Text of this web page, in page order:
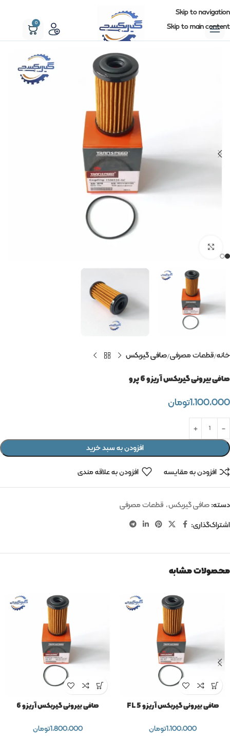
Skip to navigation
Skip to main content
0
خانه قطعات مصرفی صافی گیربکس
صافی بیرونی گیربکس آریزو 6 پرو
1,100,000تومان
افزودن به سبد خرید
افزودن به مقایسه افزودن به علاقه مندی
دسته: صافی گیربکس, قطعات مصرفی
اشتراک‌گذاری:
محصولات مشابه
صافی بیرونی گیربکس آریزو 5 FL
1,100,000تومان
صافی بیرونی گیربکس آریزو 6
1,800,000تومان